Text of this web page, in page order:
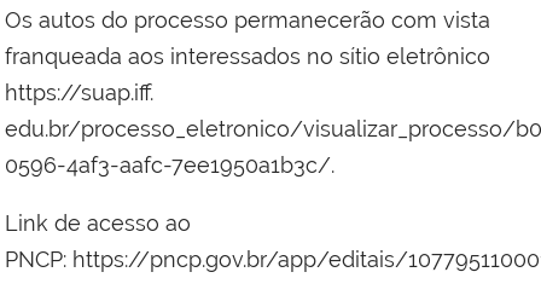
Os autos do processo permanecerão com vista
franqueada aos interessados no sítio eletrônico
https://suap.iff.
edu.br/processo_eletronico/visualizar_processo/
0596-4af3-aafc-7ee1950a1b3c/.
Link de acesso ao
PNCP: https://pncp.gov.br/app/editais/